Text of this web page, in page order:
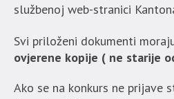
službenoj web-stranici
Svi priloženi dokumenti
ovjerene kopije ( ne starije
Ako se na konkurs ne prijave